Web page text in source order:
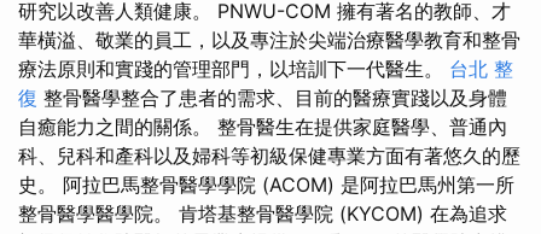
研究以改善人類健康。 PNWU-COM 擁有著名的教師、才
華橫溢、敬業的員工，以及專注於尖端治療醫學教育和整骨
療法原則和實踐的管理部門，以培訓下一代醫生。 台北 整
復 整骨醫學整合了患者的需求、目前的醫療實踐以及身體
自癒能力之間的關係。 整骨醫生在提供家庭醫學、普通內
科、兒科和產科以及婦科等初級保健專業方面有著悠久的歷
史。 阿拉巴馬整骨醫學學院 (ACOM) 是阿拉巴馬州第一所
整骨醫學醫學院。 肯塔基整骨醫學院 (KYCOM) 在為追求